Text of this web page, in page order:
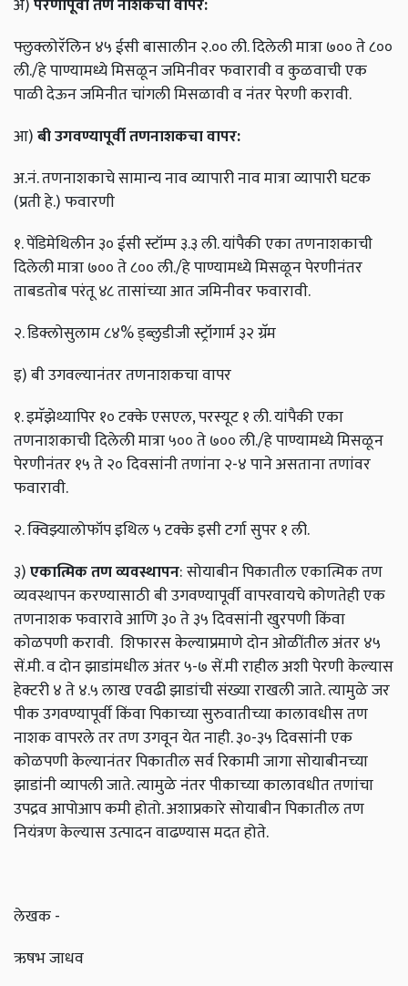
फ्लुक्लोरॅलिन ४५ ईसी बासालीन २.०० ली. दिलेली मात्रा ७०० ते ८००
ली./हे पाण्यामध्ये मिसळून जमिनीवर फवारावी व कुळवाची एक
पाळी देऊन जमिनीत चांगली मिसळावी व नंतर पेरणी करावी.
आ)बी उगवण्यापूर्वी तणनाशकचा वापर:
अ.नं. तणनाशकाचे सामान्य नाव व्यापारी नाव मात्रा व्यापारी घटक
(प्रती हे.) फवारणी
१. पेंडिमेथिलीन ३० ईसी स्टॉम्प ३.३ ली. यांपैकी एका तणनाशकाची
दिलेली मात्रा ७०० ते ८०० ली./हे पाण्यामध्ये मिसळून पेरणीनंतर
ताबडतोब परंतू ४८ तासांच्या आत जमिनीवर फवारावी.
२. डिक्लोसुलाम ८४% ड्ब्लुडीजी स्ट्रॉंगार्म ३२ ग्रॅम
इ) बी उगवल्यानंतर तणनाशकचा वापर
१. इमॅझेथ्यापिर १० टक्के एसएल, परस्यूट १ ली. यांपैकी एका
तणनाशकाची दिलेली मात्रा ५०० ते ७०० ली./हे पाण्यामध्ये मिसळून
पेरणीनंतर १५ ते २० दिवसांनी तणांना २-४ पाने असताना तणांवर
फवारावी.
२. क्विझ्यालोफॉप इथिल ५ टक्के इसी टर्गा सुपर १ ली.
३)एकात्मिक तण व्यवस्थापन: सोयाबीन पिकातील एकात्मिक तण
व्यवस्थापन करण्यासाठी बी उगवण्यापूर्वी वापरवायचे कोणतेही एक
तणनाशक फवारावे आणि ३० ते ३५ दिवसांनी खुरपणी किंवा
कोळपणी करावी. शिफारस केल्याप्रमाणे दोन ओळींतील अंतर ४५
सें.मी. व दोन झाडांमधील अंतर ५-७ सें.मी राहील अशी पेरणी केल्यास
हेक्टरी ४ ते ४.५ लाख एवढी झाडांची संख्या राखली जाते. त्यामुळे जर
पीक उगवण्यापूर्वी किंवा पिकाच्या सुरुवातीच्या कालावधीस तण
नाशक वापरले तर तण उगवून येत नाही. ३०-३५ दिवसांनी एक
कोळपणी केल्यानंतर पिकातील सर्व रिकामी जागा सोयाबीनच्या
झाडांनी व्यापली जाते. त्यामुळे नंतर पीकाच्या कालावधीत तणांचा
उपद्रव आपोआप कमी होतो. अशाप्रकारे सोयाबीन पिकातील तण
नियंत्रण केल्यास उत्पादन वाढण्यास मदत होते.
लेखक -
ऋषभ जाधव